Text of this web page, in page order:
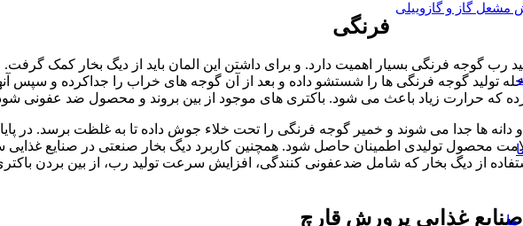
مشعل گاز و گازوییلی
ما
رب گوجه فرنگی
گوجه فرنگی بسیار اهمیت دارد. و برای داشتن این المان باید از دیگ بخار کمک گرفت.
تولید گوجه فرنگی ها را شستشو داده و بعد از آن گوجه های خراب را جداکرده و سپس
که حرارت زیاد باعث می شود. باکتری های موجود از بین بروند و محصول ضد عفونی
دانه ها جدا می شوند و خمیر گوجه فرنگی را تحت خلاء جوش داده تا به غلظت برسد. در
محصول تولیدی اطمینان حاصل شود. همچنین کاربرد دیگ بخار صنعتی در صنایع
استفاده از دیگ بخار که شامل ضدعفونی کنندگی، افزایش سرعت تولید رب، از بین بردن
غذایی پرورش قارچ